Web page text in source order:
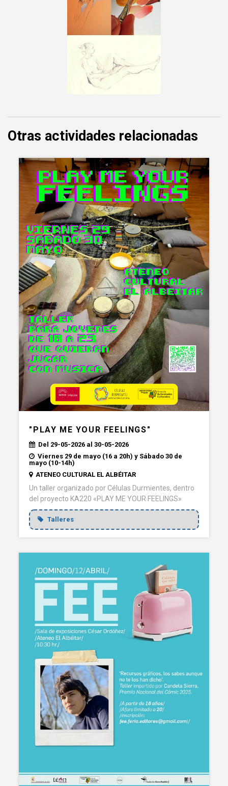
Otras actividades relacionadas
"PLAY ME YOUR FEELINGS"
Del 29-05-2026 al 30-05-2026
Viernes 29 de mayo (16 a 20h) y Sábado 30 de
mayo (10-14h)
ATENEO CULTURAL EL ALBÉITAR
Un taller organizado por Células Durmientes, dentro
del proyecto KA220 «PLAY ME YOUR FEELINGS»
Talleres